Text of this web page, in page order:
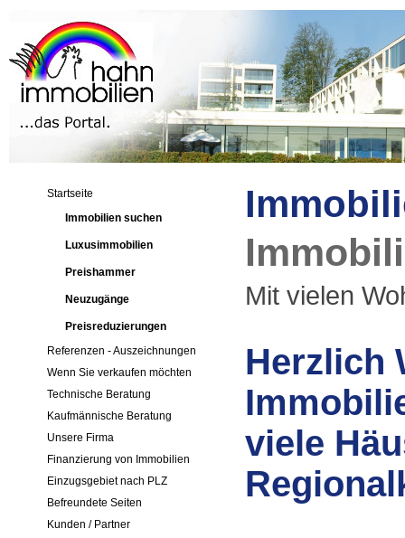
Startseite
Immobilien suchen
Luxusimmobilien
Preishammer
Neuzugänge
Preisreduzierungen
Referenzen - Auszeichnungen
Wenn Sie verkaufen möchten
Technische Beratung
Kaufmännische Beratung
Unsere Firma
Finanzierung von Immobilien
Einzugsgebiet nach PLZ
Befreundete Seiten
Kunden / Partner
Mit vielen
Herzlich
viele